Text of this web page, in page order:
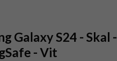
Galaxy S24 - Skal -
- Vit